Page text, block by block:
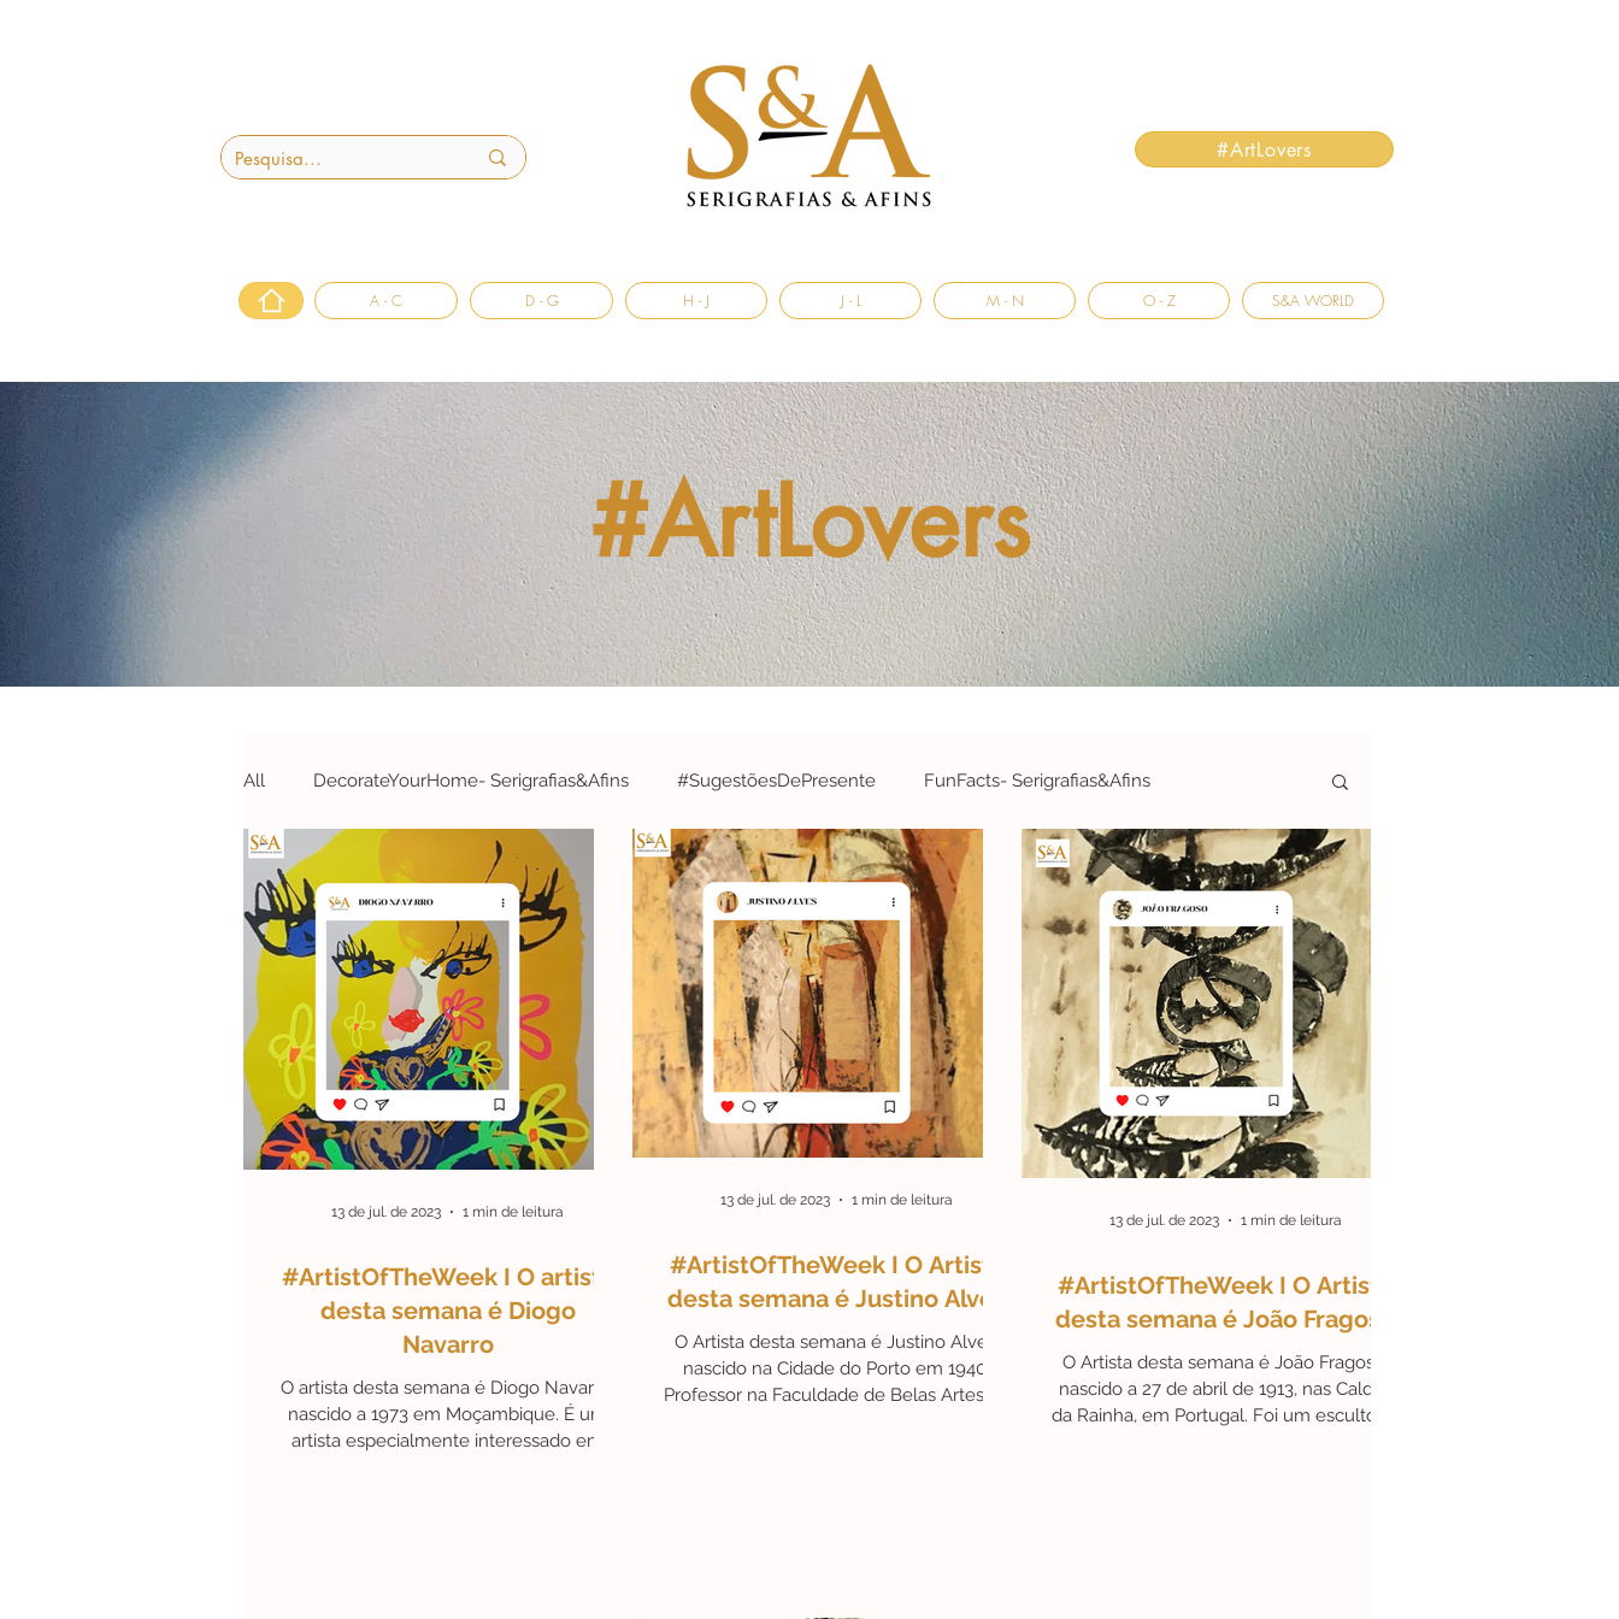
#ArtLovers
A - C D - G H - J J - L M - N O - Z S&A WORLD
#ArtLovers
All DecorateYourHome- Serigrafias&Afins #SugestõesDePresente FunFacts- Serigrafias&Afins
Campanhas&Passatempos- S&A #ArtistaDaSemana- Serigrafias&Afins #EdiçõesArtísticas-S&A
#DecorateYourOffice - S&A #Robótica&InteligênciaArtificial #EspecialCidades- Serigrafias&Afins
#Novidades #Parcerias #Concurso #parabéns #CelebrateWithS&A #ArteAté150€
#ArteEmDestaque Efemérides #Ex-librisDeLisboa #Parcerias
Artista do Mês #ArteAté250€
#ArtistOfTheWeek I O artista
desta semana é Diogo
Navarro
O artista desta semana é Diogo Navarro,
nascido a 1973 em Moçambique. É um
artista especialmente interessado em
13 de jul. de 2023 1 min de leitura
#ArtistOfTheWeek I O Artista
desta semana é Justino Alves
O Artista desta semana é Justino Alves,
nascido na Cidade do Porto em 1940.
Professor na Faculdade de Belas Artes de
13 de jul. de 2023 1 min de leitura
#ArtistOfTheWeek I O Artista
desta semana é João Fragoso
O Artista desta semana é João Fragoso,
nascido a 27 de abril de 1913, nas Caldas
da Rainha, em Portugal. Foi um escultor e
13 de jul. de 2023 1 min de leitura